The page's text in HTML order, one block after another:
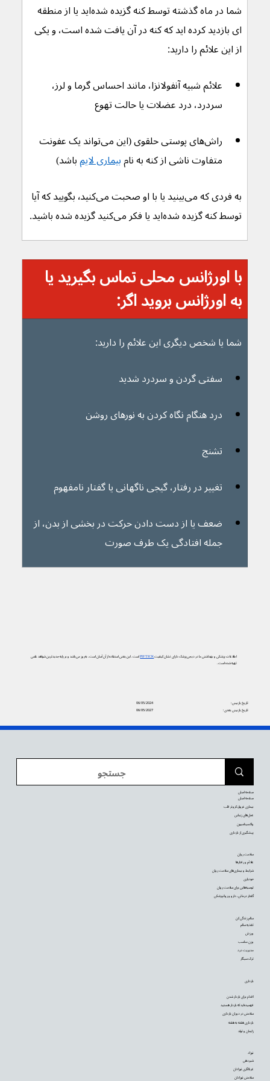
شما در ماه گذشته توسط کنه گزیده شده‌اید یا از منطقه
ای بازدید کرده اید که کنه در آن یافت شده است، و یکی
از این علائم را دارید:
علائم شبیه آنفولانزا، مانند احساس گرما و لرز،
سردرد، درد عضلات یا حالت تهوع
راش‌های پوستی حلقوی (این می‌تواند یک عفونت
متفاوت ناشی از کنه به نام بیماری لایم باشد)
به فردی که می‌بینید یا با او صحبت می‌کنید٬ بگویید که آیا
توسط کنه گزیده شده‌اید یا فکر می‌کنید گزیده شده باشید.
با اورژانس محلی تماس بگیرید یا
به اورژانس بروید اگر:
شما یا شخص دیگری این علائم را دارید:
سفتی گردن و سردرد شدید
درد هنگام نگاه کردن به نورهای روشن
تشنج
تغییر در رفتار، گیجی ناگهانی یا گفتار نامفهوم
ضعف یا از دست دادن حرکت در بخشی از بدن، از
جمله افتادگی یک طرف صورت
اطلاعات پزشکی و بهداشتی ما در دیجی‌پزشک دارای نشان کیفیتPIF TICKاست. این یعنی استفاده از آن آسان است، به‌روز می‌باشد و بر پایه جدیدترین شواهد علمی
تهیه شده است.
06/05/2024
تاریخ بازبینی:
06/05/2027
تاریخ بازبینی بعدی:
نوزاد
شیردهی
غربالگری نوزادان
سلامتی نوزادان
بارداری
اقدام برای باردار شدن
فهمیده‌اید که باردار هستید
سلامتی در دوران بارداری
بارداری هفته به هفته
زایمان و تولد
سالم زندگی کن
تغذیه سالم
ورزش
وزن مناسب
مدیریت درد
ترک سیگار
سلامت روان
علائم و رفتارها
شرایط و بیماری‌های سلامت روان
خودیاری
توصیه‌‌هایی برای سلامت روان
گفتار درمانی، دارو و روانپزشکی
صفحه اصلی
صفحه اصلی
بیماری عروق کرونر قلب
عمل‌های زیبایی
واکسیناسیون
پیشگیری از بارداری